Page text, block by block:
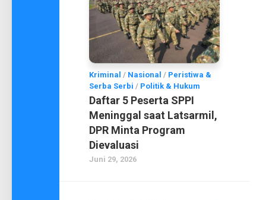
Kriminal / Nasional / Peristiwa &
Serba Serbi / Politik & Hukum
Daftar 5 Peserta SPPI
Meninggal saat Latsarmil,
DPR Minta Program
Dievaluasi
Juni 29, 2026